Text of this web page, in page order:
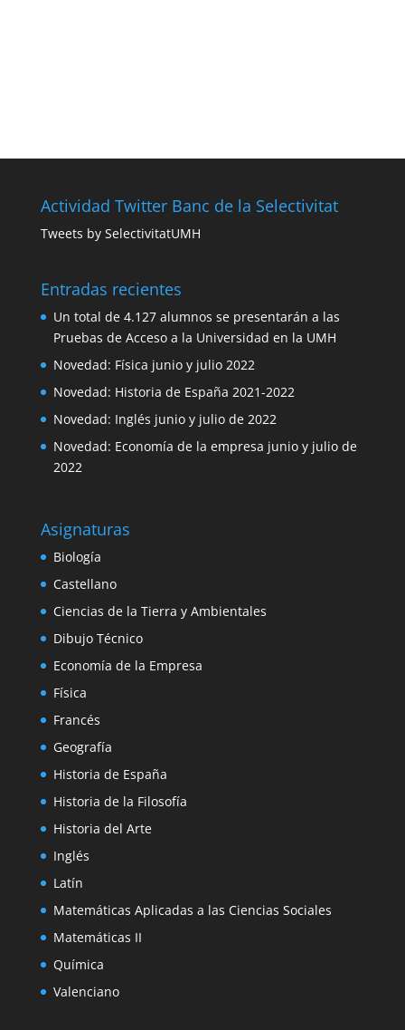
Actividad Twitter Banc de la Selectivitat
Tweets by SelectivitatUMH
Entradas recientes
Un total de 4.127 alumnos se presentarán a las
Pruebas de Acceso a la Universidad en la UMH
Novedad: Física junio y julio 2022
Novedad: Historia de España 2021-2022
Novedad: Inglés junio y julio de 2022
Novedad: Economía de la empresa junio y julio de
2022
Asignaturas
Biología
Castellano
Ciencias de la Tierra y Ambientales
Dibujo Técnico
Economía de la Empresa
Física
Francés
Geografía
Historia de España
Historia de la Filosofía
Historia del Arte
Inglés
Latín
Matemáticas Aplicadas a las Ciencias Sociales
Matemáticas II
Química
Valenciano